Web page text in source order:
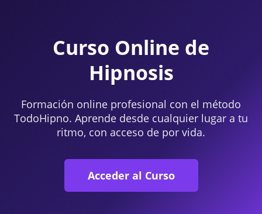
Curso Online de
Hipnosis
Formación online profesional con el método
TodoHipno. Aprende desde cualquier lugar a tu
ritmo, con acceso de por vida.
Acceder al Curso